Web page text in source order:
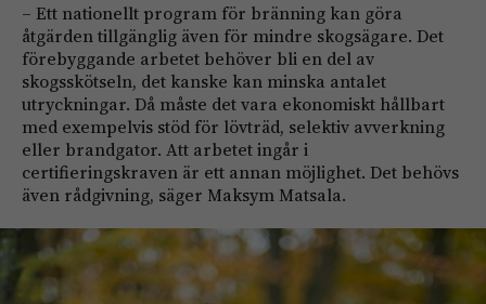
– Ett nationellt program för bränning kan göra
åtgärden tillgänglig även för mindre skogsägare. Det
förebyggande arbetet behöver bli en del av
skogsskötseln, det kanske kan minska antalet
utryckningar. Då måste det vara ekonomiskt hållbart
med exempelvis stöd för lövträd, selektiv avverkning
eller brandgator. Att arbetet ingår i
certifieringskraven är ett annan möjlighet. Det behövs
även rådgivning, säger Maksym Matsala.